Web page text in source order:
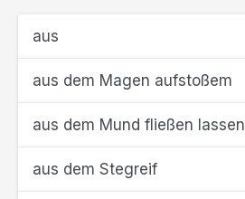
aus
aus dem Magen aufstoßem
aus dem Mund fließen lassen
aus dem Stegreif